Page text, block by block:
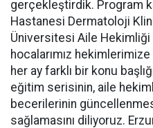
gerçekleştirdik. Program
Hastanesi Dermatoloji
Üniversitesi Aile Hekimliği
hocalarımız
her ay farklı bir konu
eğitim serisinin, aile
becerilerinin
sağlamasını diliyoruz.